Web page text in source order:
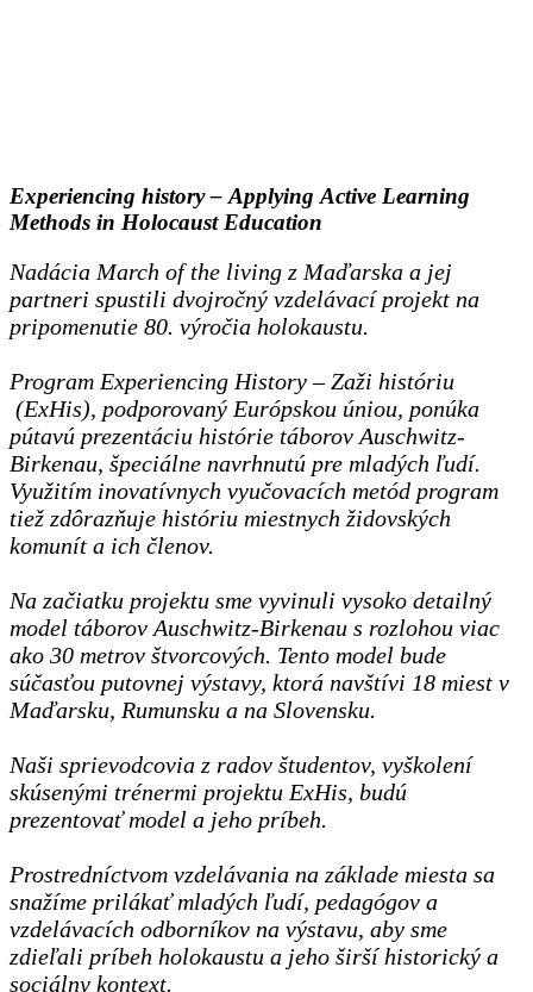
Experiencing history – Applying Active Learning
Methods in Holocaust Education
Nadácia March of the living z Maďarska a jej
partneri spustili dvojročný vzdelávací projekt na
pripomenutie 80. výročia holokaustu.
Program Experiencing History – Zaži históriu
(ExHis), podporovaný Európskou úniou, ponúka
pútavú prezentáciu histórie táborov Auschwitz-
Birkenau, špeciálne navrhnutú pre mladých ľudí.
Využitím inovatívnych vyučovacích metód program
tiež zdôrazňuje históriu miestnych židovských
komunít a ich členov.
Na začiatku projektu sme vyvinuli vysoko detailný
model táborov Auschwitz-Birkenau s rozlohou viac
ako 30 metrov štvorcových. Tento model bude
súčasťou putovnej výstavy, ktorá navštívi 18 miest v
Maďarsku, Rumunsku a na Slovensku.
Naši sprievodcovia z radov študentov, vyškolení
skúsenými trénermi projektu ExHis, budú
prezentovať model a jeho príbeh.
Prostredníctvom vzdelávania na základe miesta sa
snažíme prilákať mladých ľudí, pedagógov a
vzdelávacích odborníkov na výstavu, aby sme
zdieľali príbeh holokaustu a jeho širší historický a
sociálny kontext.